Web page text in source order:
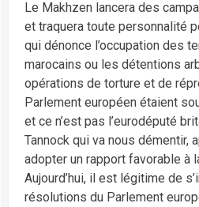
Le Makhzen lancera des
et traquera toute personnalité
qui dénonce l’occupation des
marocains ou les détentions
opérations de torture et de
Parlement européen étaient
et ce n’est pas l’eurodéputé
Tannock qui va nous démentir,
adopter un rapport favorable à
Aujourd’hui, il est légitime de
résolutions du Parlement